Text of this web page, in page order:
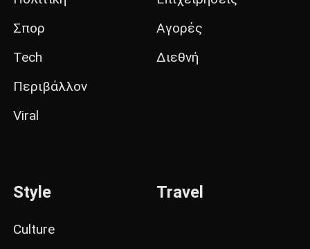
Σπορ
Tech
Περιβάλλον
Viral
Αγορές
Διεθνή
Style
Culture
Travel